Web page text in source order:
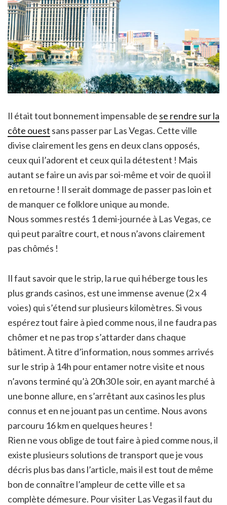
Il était tout bonnement impensable de se rendre sur la
côte ouest sans passer par Las Vegas. Cette ville
divise clairement les gens en deux clans opposés,
ceux qui l’adorent et ceux qui la détestent ! Mais
autant se faire un avis par soi-même et voir de quoi il
en retourne ! Il serait dommage de passer pas loin et
de manquer ce folklore unique au monde.
Nous sommes restés 1 demi-journée à Las Vegas, ce
qui peut paraître court, et nous n’avons clairement
pas chômés !
Il faut savoir que le strip, la rue qui héberge tous les
plus grands casinos, est une immense avenue (2 x 4
voies) qui s’étend sur plusieurs kilomètres. Si vous
espérez tout faire à pied comme nous, il ne faudra pas
chômer et ne pas trop s’attarder dans chaque
bâtiment. À titre d’information, nous sommes arrivés
sur le strip à 14h pour entamer notre visite et nous
n’avons terminé qu’à 20h30 le soir, en ayant marché à
une bonne allure, en s’arrêtant aux casinos les plus
connus et en ne jouant pas un centime. Nous avons
parcouru 16 km en quelques heures !
Rien ne vous oblige de tout faire à pied comme nous, il
existe plusieurs solutions de transport que je vous
décris plus bas dans l’article, mais il est tout de même
bon de connaître l’ampleur de cette ville et sa
complète démesure. Pour visiter Las Vegas il faut du